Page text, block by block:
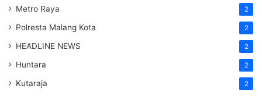
Metro Raya 2
Polresta Malang Kota 2
HEADLINE NEWS 2
Huntara 2
Kutaraja 2